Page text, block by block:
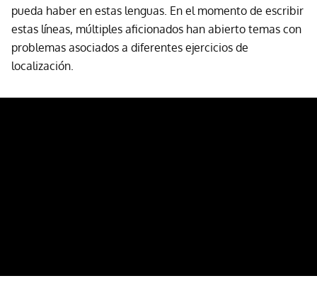
pueda haber en estas lenguas. En el momento de escribir
estas líneas, múltiples aficionados han abierto temas con
problemas asociados a diferentes ejercicios de
localización.